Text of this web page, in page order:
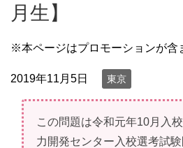
月生】
※本ページはプロモーションが含
2019年11月5日 東京
この問題は令和元年10月入
力開発センター入校選考試